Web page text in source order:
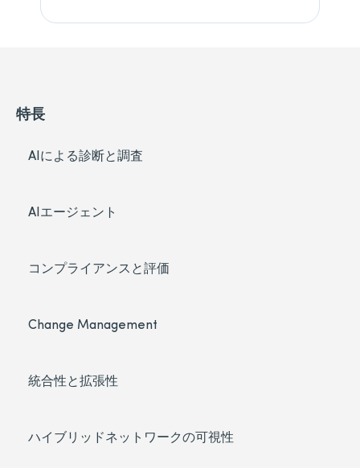
特長
AIによる診断と調査
AIエージェント
コンプライアンスと評価
Change Management
統合性と拡張性
ハイブリッドネットワークの可視性